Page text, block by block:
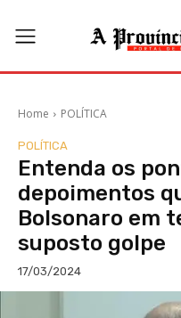
Home POLÍTICA
POLÍTICA
Entenda os
depoimentos
Bolsonaro em
suposto golpe
17/03/2024